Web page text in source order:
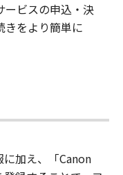
ービスの申込・決
きをより簡単に
加え、「Canon